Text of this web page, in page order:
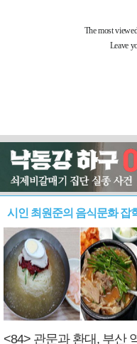
시인 최원준의 음식문화 잡
<84> 관문과 환대, 부산